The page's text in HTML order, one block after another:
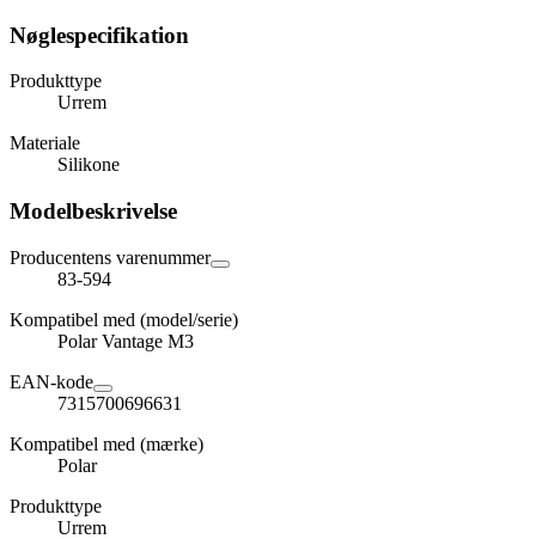
Nøglespecifikation
Produkttype
Urrem
Materiale
Silikone
Modelbeskrivelse
Producentens varenummer
83-594
Kompatibel med (model/serie)
Polar Vantage M3
EAN-kode
7315700696631
Kompatibel med (mærke)
Polar
Produkttype
Urrem